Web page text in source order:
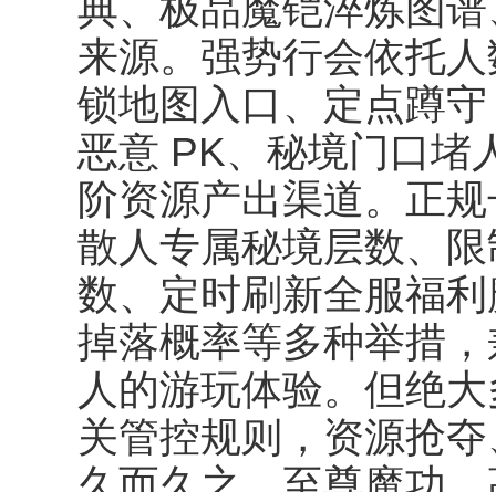
来源。强势行会依托
锁地图入口、定点蹲
恶意 PK、秘境门口堵
阶资源产出渠道。正
散人专属秘境层数、
数、定时刷新全服福
掉落概率等多种举措
人的游玩体验。但绝
关管控规则，资源抢